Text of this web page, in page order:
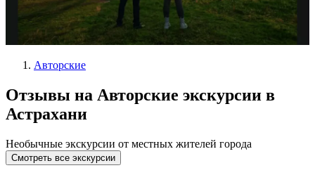
Авторские
Отзывы на Авторские экскурсии в
Астрахани
Необычные экскурсии от местных жителей города
Смотреть все экскурсии